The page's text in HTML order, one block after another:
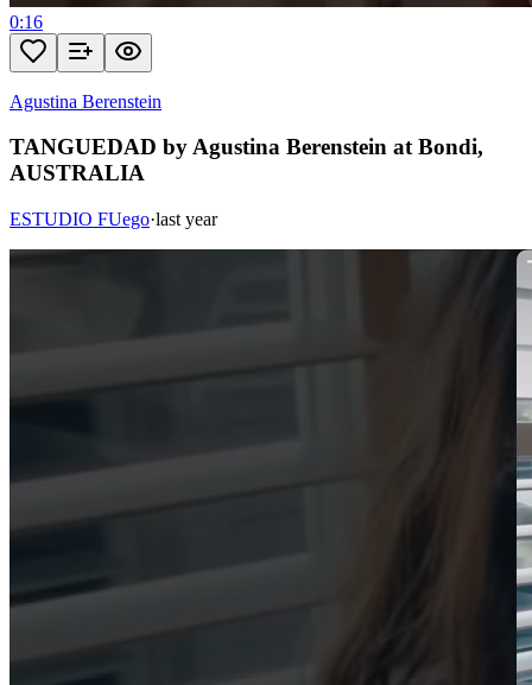
0:16
Agustina Berenstein
TANGUEDAD by Agustina Berenstein at Bondi,
AUSTRALIA
ESTUDIO FUego·last year